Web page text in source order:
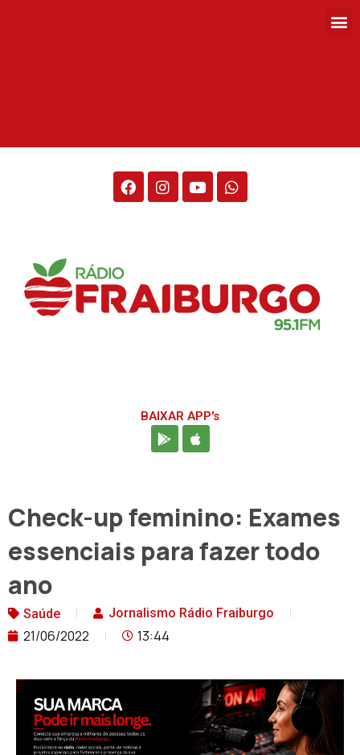
BAIXAR APP's
Check-up feminino: Exames
essenciais para fazer todo
ano
Saúde Jornalismo Rádio Fraiburgo
21/06/2022 13:44